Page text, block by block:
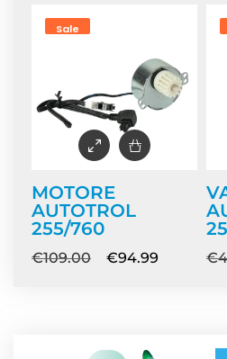
Sale
MOTORE
AUTOTROL
255/760
€109.00 €94.99 €